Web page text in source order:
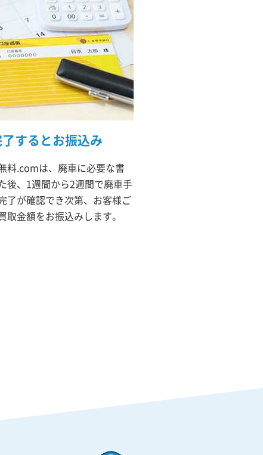
するとお振込み
料.comは、廃車に必要な書
後、1週間から2週間で廃車手
了が確認でき次第、お客様ご
金額をお振込みします。